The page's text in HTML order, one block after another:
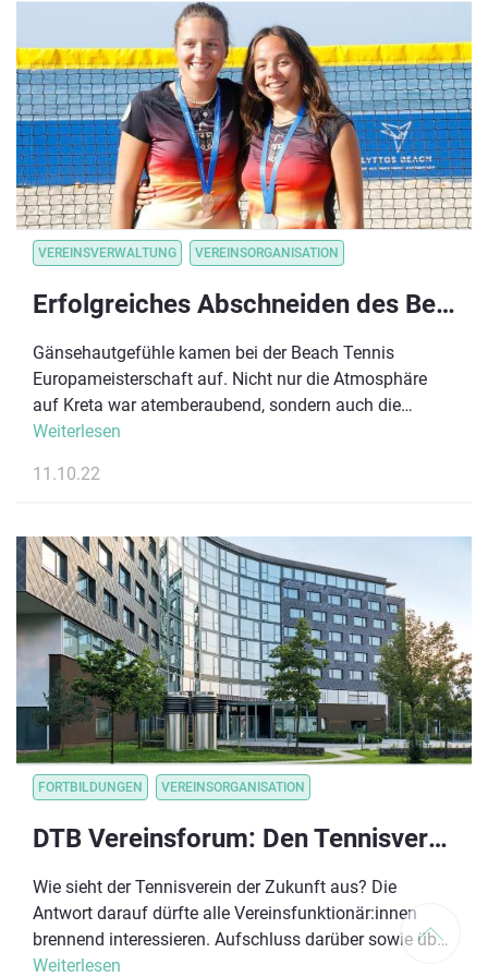
VEREINSVERWALTUNG VEREINSORGANISATION
Erfolgreiches Abschneiden des Beach Tennis Nationalteams bei der EM
Gänsehautgefühle kamen bei der Beach Tennis
Europameisterschaft auf. Nicht nur die Atmosphäre
auf Kreta war atemberaubend, sondern auch die
Leistungen des Deutschen Beach Tennis
Weiterlesen
11.10.22
FORTBILDUNGEN VEREINSORGANISATION
DTB Vereinsforum: Den Tennisverein der Zukunft gestalten
Wie sieht der Tennisverein der Zukunft aus? Die
Antwort darauf dürfte alle Vereinsfunktionär:innen
brennend interessieren. Aufschluss darüber sowie über
viele weitere Themen gibt das erste DTB Vereinsforum
Weiterlesen